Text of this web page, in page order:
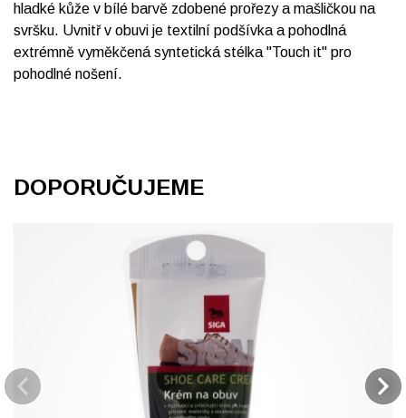
hladké kůže v bílé barvě zdobené prořezy a mašličkou na
svršku. Uvnitř v obuvi je textilní podšívka a pohodlná
extrémně vyměkčená syntetická stélka "Touch it" pro
pohodlné nošení.
DOPORUČUJEME